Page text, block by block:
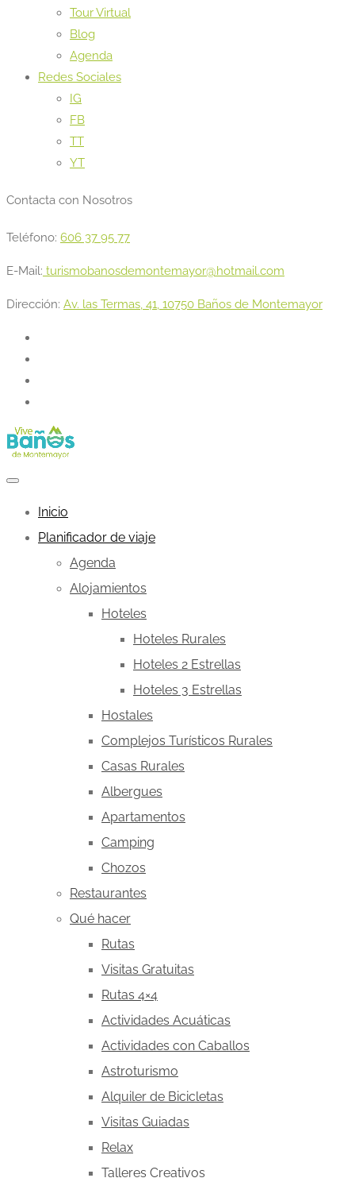
Tour Virtual
Blog
Agenda
Redes Sociales
IG
FB
TT
YT
Contacta con Nosotros
Teléfono: 606 37 95 77
E-Mail: turismobanosdemontemayor@hotmail.com
Dirección: Av. las Termas, 41, 10750 Baños de Montemayor
Inicio
Planificador de viaje
Agenda
Alojamientos
Hoteles
Hoteles Rurales
Hoteles 2 Estrellas
Hoteles 3 Estrellas
Hostales
Complejos Turísticos Rurales
Casas Rurales
Albergues
Apartamentos
Camping
Chozos
Restaurantes
Qué hacer
Rutas
Visitas Gratuitas
Rutas 4×4
Actividades Acuáticas
Actividades con Caballos
Astroturismo
Alquiler de Bicicletas
Visitas Guiadas
Relax
Talleres Creativos